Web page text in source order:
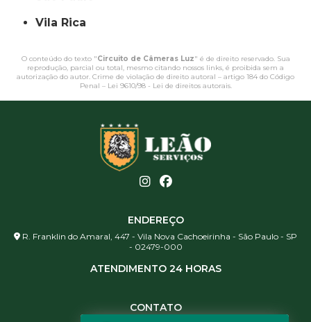
Vila Rica
O conteúdo do texto "Circuito de Câmeras Luz" é de direito reservado. Sua
reprodução, parcial ou total, mesmo citando nossos links, é proibida sem a
autorização do autor. Crime de violação de direito autoral – artigo 184 do Código
Penal – Lei 9610/98 - Lei de direitos autorais.
ENDEREÇO
R. Franklin do Amaral, 447 - Vila Nova Cachoeirinha - São Paulo - SP
- 02479-000
ATENDIMENTO 24 HORAS
CONTATO